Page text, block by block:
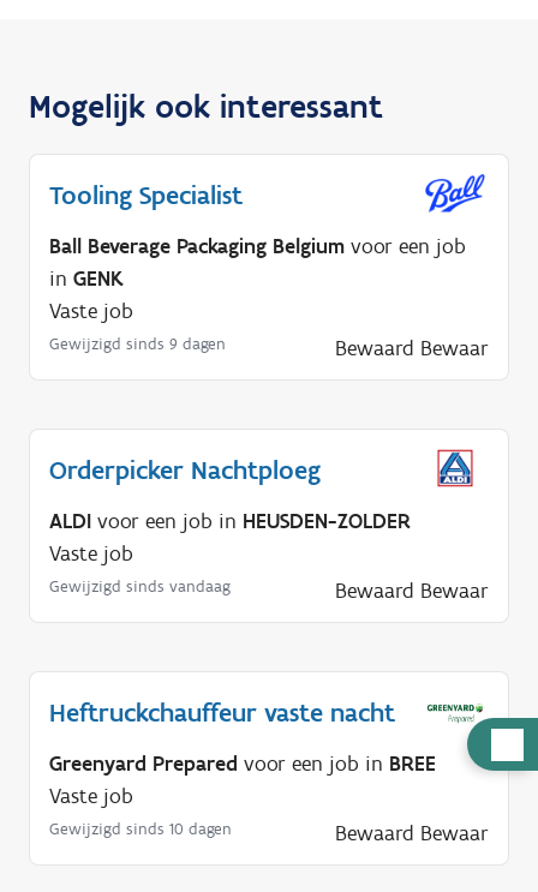
u
p
n
Mogelijk ook interessant
Tooling Specialist
Ball Beverage Packaging Belgium voor een job
in GENK
Vaste job
Gewijzigd sinds 9 dagen Bewaard Bewaar
Orderpicker Nachtploeg
ALDI voor een job in HEUSDEN-ZOLDER
Vaste job
Gewijzigd sinds vandaag Bewaard Bewaar
Heftruckchauffeur vaste nacht
Greenyard Prepared voor een job in BREE
Vaste job
Gewijzigd sinds 10 dagen Bewaard Bewaar